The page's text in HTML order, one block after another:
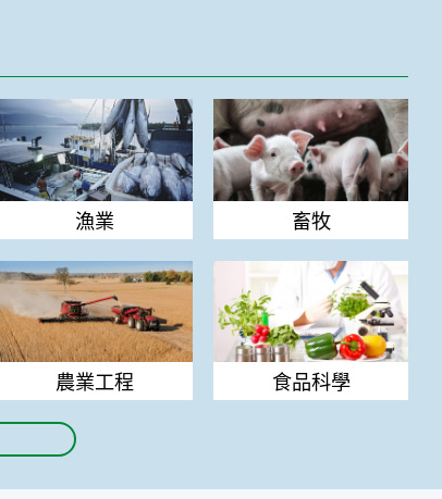
業
漁業
畜牧
畜牧
業工程
農業工程
食品科學
食品科學